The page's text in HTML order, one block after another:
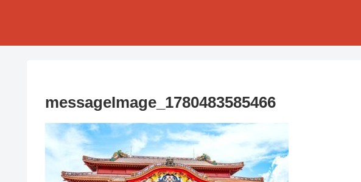
messageImage_1780483585466